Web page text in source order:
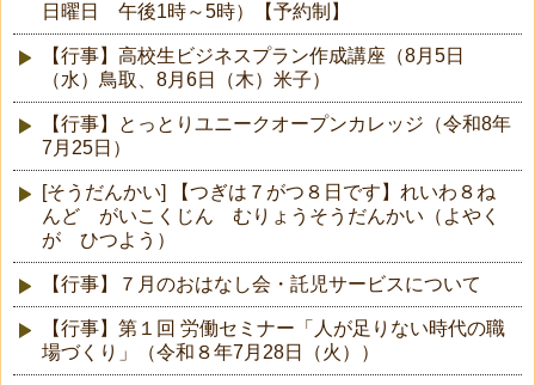
日曜日 午後1時～5時）【予約制】
【行事】高校生ビジネスプラン作成講座（8月5日
（水）鳥取、8月6日（木）米子）
【行事】とっとりユニークオープンカレッジ（令和8年
7月25日）
[そうだんかい] 【つぎは７がつ８日です】れいわ８ね
んど がいこくじん むりょうそうだんかい（よやく
が ひつよう）
【行事】７月のおはなし会・託児サービスについて
【行事】第１回 労働セミナー「人が足りない時代の職
場づくり」（令和８年7月28日（火））